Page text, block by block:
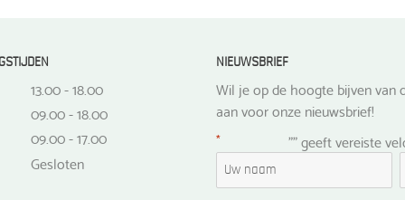
13.00 - 18.00
09.00 - 18.00
09.00 - 17.00
Gesloten
NIEUWSBRIEF
Wil je op de hoogte bijven van
aan voor onze nieuwsbrief!
"
* " geeft vereiste